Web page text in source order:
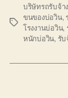
Tags
บริษัทรถรับจ้า
ขนของบ่อวิน,
โรงงานบ่อวิน,
หนักบ่อวิน, รั